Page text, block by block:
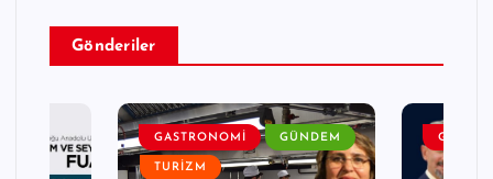
Gönderiler
GASTRONOMI GÜNDEM
TURIZM
GENEL